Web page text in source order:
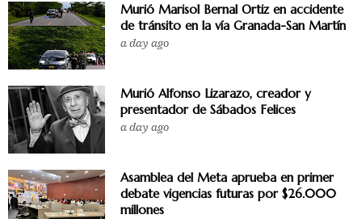
Murió Marisol Bernal Ortiz en accidente
de tránsito en la vía Granada-San Martín
a day ago
Murió Alfonso Lizarazo, creador y
presentador de Sábados Felices
a day ago
Asamblea del Meta aprueba en primer
debate vigencias futuras por $26.000
millones